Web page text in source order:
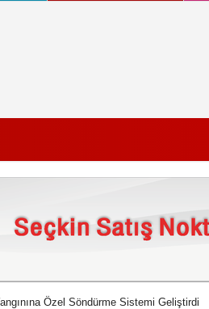
Özel Söndürme Sistemi Geliştirdi